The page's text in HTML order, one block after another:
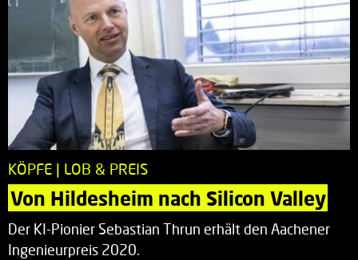
KÖPFE | LOB & PREIS
Von Hildesheim nach Silicon Valley
Der KI-Pionier Sebastian Thrun erhält den Aachener
Ingenieurpreis 2020.